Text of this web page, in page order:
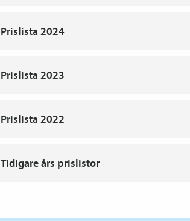
Prislista 2024
Prislista 2023
Prislista 2022
Tidigare års prislistor